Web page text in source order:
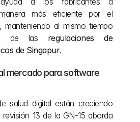
más eficiente por el
manteniendo al mismo tiempo
de las regulaciones de
de Singapur.
mercado para software
salud digital están creciendo
13 de la GN-15 aborda